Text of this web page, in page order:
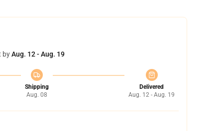
byAug. 12 - Aug. 19
Shipping
Aug. 08
Delivered
Aug. 12 - Aug. 19